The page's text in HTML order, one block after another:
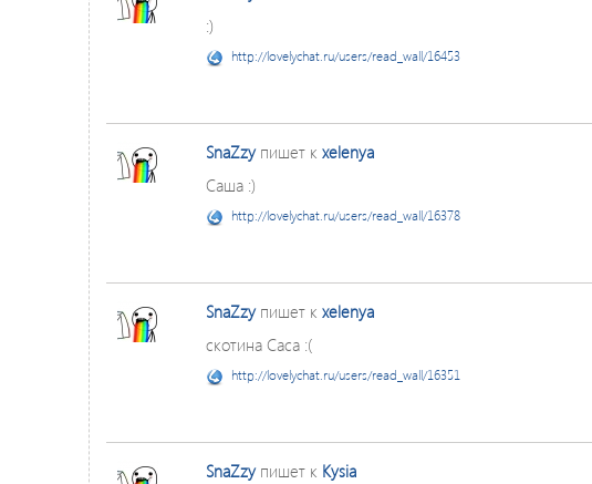
:)
http://lovelychat.ru/users/read_wall/16453
SnaZzyпишет к xelenya
Саша :)
http://lovelychat.ru/users/read_wall/16378
SnaZzyпишет к xelenya
скотина Саса :(
http://lovelychat.ru/users/read_wall/16351
SnaZzyпишет к Kysia